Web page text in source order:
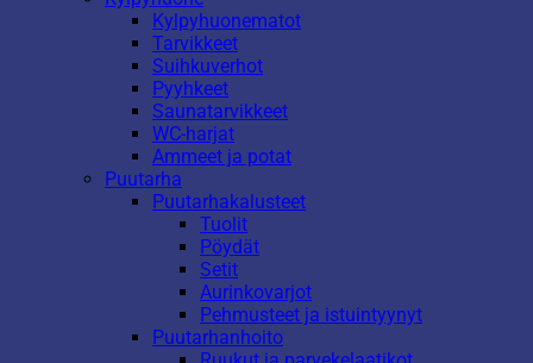
Kylpyhuonematot
Tarvikkeet
Suihkuverhot
Pyyhkeet
Saunatarvikkeet
WC-harjat
Ammeet ja potat
Puutarha
Puutarhakalusteet
Tuolit
Pöydät
Setit
Aurinkovarjot
Pehmusteet ja istuintyynyt
Puutarhanhoito